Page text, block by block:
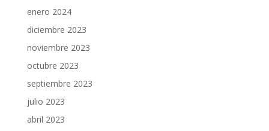
enero 2024
diciembre 2023
noviembre 2023
octubre 2023
septiembre 2023
julio 2023
abril 2023